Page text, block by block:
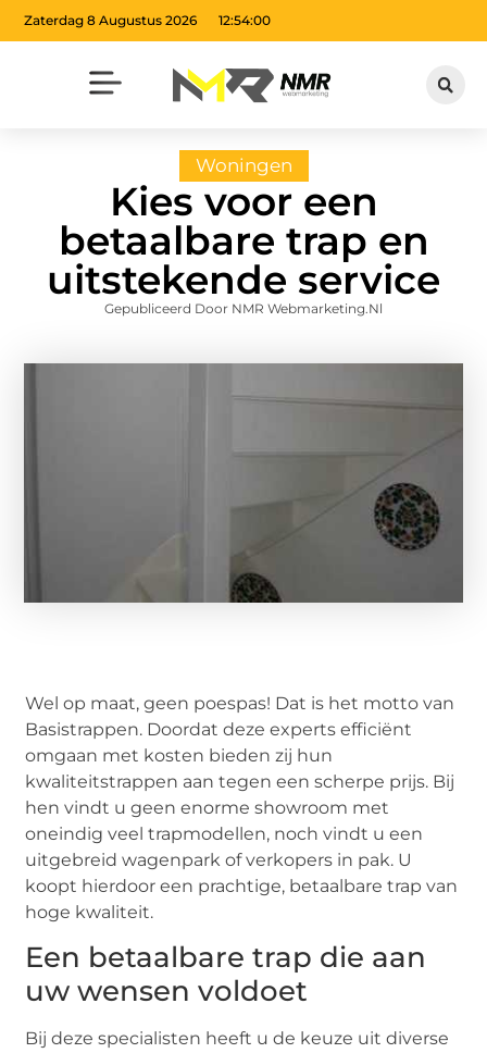
Zaterdag 8 Augustus 2026 12:54:01
Woningen
Kies voor een
betaalbare trap en
uitstekende service
Gepubliceerd Door NMR Webmarketing.nl
Wel op maat, geen poespas! Dat is het motto van
Basistrappen. Doordat deze experts efficiënt
omgaan met kosten bieden zij hun
kwaliteitstrappen aan tegen een scherpe prijs. Bij
hen vindt u geen enorme showroom met
oneindig veel trapmodellen, noch vindt u een
uitgebreid wagenpark of verkopers in pak. U
koopt hierdoor een prachtige, betaalbare trap van
hoge kwaliteit.
Een betaalbare trap die aan
uw wensen voldoet
Bij deze specialisten heeft u de keuze uit diverse